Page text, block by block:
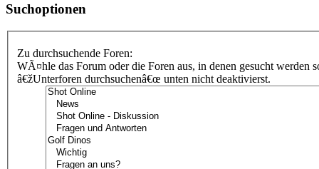
Suchoptionen
Zu durchsuchende Foren:
WÃ¤hle das Forum oder die Foren aus, in denen gesucht
â€žUnterforen durchsuchenâ€œ unten nicht deaktivierst.